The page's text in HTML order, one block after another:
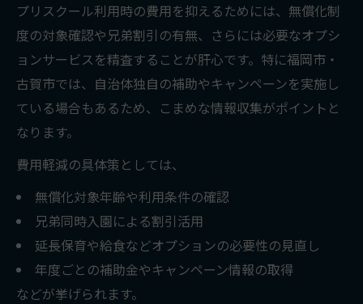
プリスクール利用時の費用を抑えるためには、無償化制
度の対象確認や兄弟割引の有無、さらには必要なオプシ
ョンサービスを精査することが肝心です。特に福岡市・
古賀市では、自治体独自の補助やキャンペーンを実施し
ている場合もあるため、こまめな情報収集がポイントと
なります。
費用軽減の具体策としては、
無償化対象年齢や利用条件の確認
兄弟同時入園による割引活用
延長保育や給食などオプションの必要性の見直し
年度ごとの補助金やキャンペーン情報の取得
などが挙げられます。